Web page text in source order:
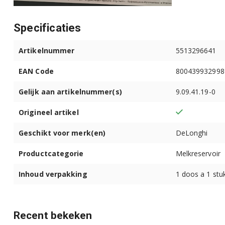
ECAM23.460.S 0132215301
ECAM23.460.S EX:4 0132215401
ECAM23.460.S EX:4 0132215405
ECAM23.460.SB EX:4 0132215397
ECAM23.460.SN 0132215288
ECAM23.460.W 0132215326
ECAM23.460.W EX:4 0132215396
Specificaties
Artikelnummer 5513296641
EAN Code
Gelijk aan artikelnummer(s) 9.09.41.19-0
Origineel artikel
Geschikt voor merk(en) DeLonghi
Productcategorie Melkreservoir
Inhoud verpakking 1 doos a 1
Recent bekeken